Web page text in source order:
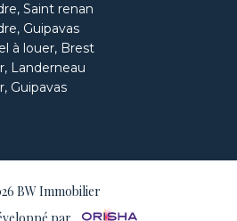
Saint renan
Guipavas
à louer, Brest
Landerneau
Guipavas
BW Immobilier
par